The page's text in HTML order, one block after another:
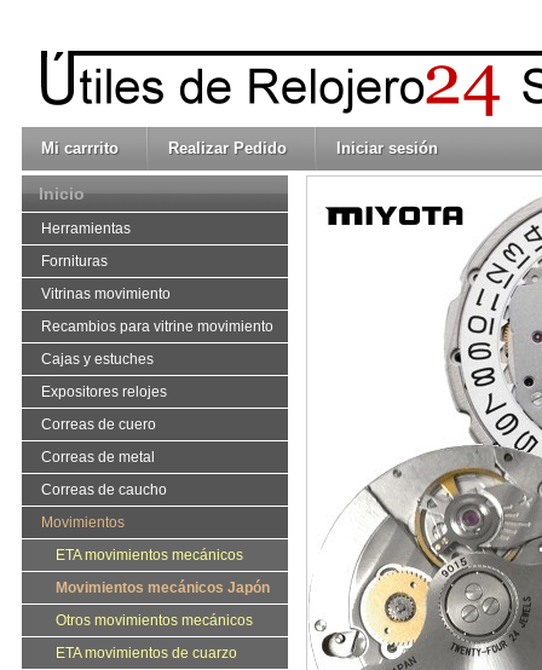
Mi carrrito Realizar Pedido Iniciar sesión
Inicio
Herramientas
Fornituras
Vitrinas movimiento
Recambios para vitrine movimiento
Cajas y estuches
Expositores relojes
Correas de cuero
Correas de metal
Correas de caucho
Movimientos
ETA movimientos mecánicos
Movimientos mecánicos Japón
Otros movimientos mecánicos
ETA movimientos de cuarzo